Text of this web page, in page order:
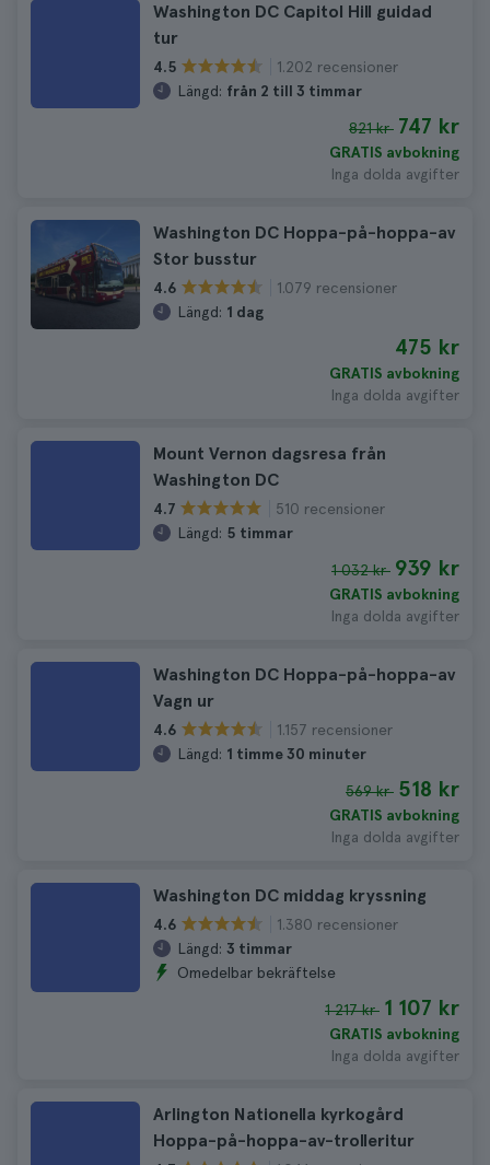
Washington DC Capitol Hill guidad
tur
4.5
1.202 recensioner
Längd: från 2 till 3 timmar
821 kr 747 kr
GRATIS avbokning
Inga dolda avgifter
Washington DC Hoppa-på-hoppa-av
Stor busstur
4.6
1.079 recensioner
Längd: 1 dag
475 kr
GRATIS avbokning
Inga dolda avgifter
Mount Vernon dagsresa från
Washington DC
4.7
510 recensioner
Längd: 5 timmar
1 032 kr 939 kr
GRATIS avbokning
Inga dolda avgifter
Washington DC Hoppa-på-hoppa-av
Vagn ur
4.6
1.157 recensioner
Längd: 1 timme 30 minuter
569 kr 518 kr
GRATIS avbokning
Inga dolda avgifter
Washington DC middag kryssning
4.6
1.380 recensioner
Längd: 3 timmar
Omedelbar bekräftelse
1 217 kr 1 107 kr
GRATIS avbokning
Inga dolda avgifter
Arlington Nationella kyrkogård
Hoppa-på-hoppa-av-trolleritur